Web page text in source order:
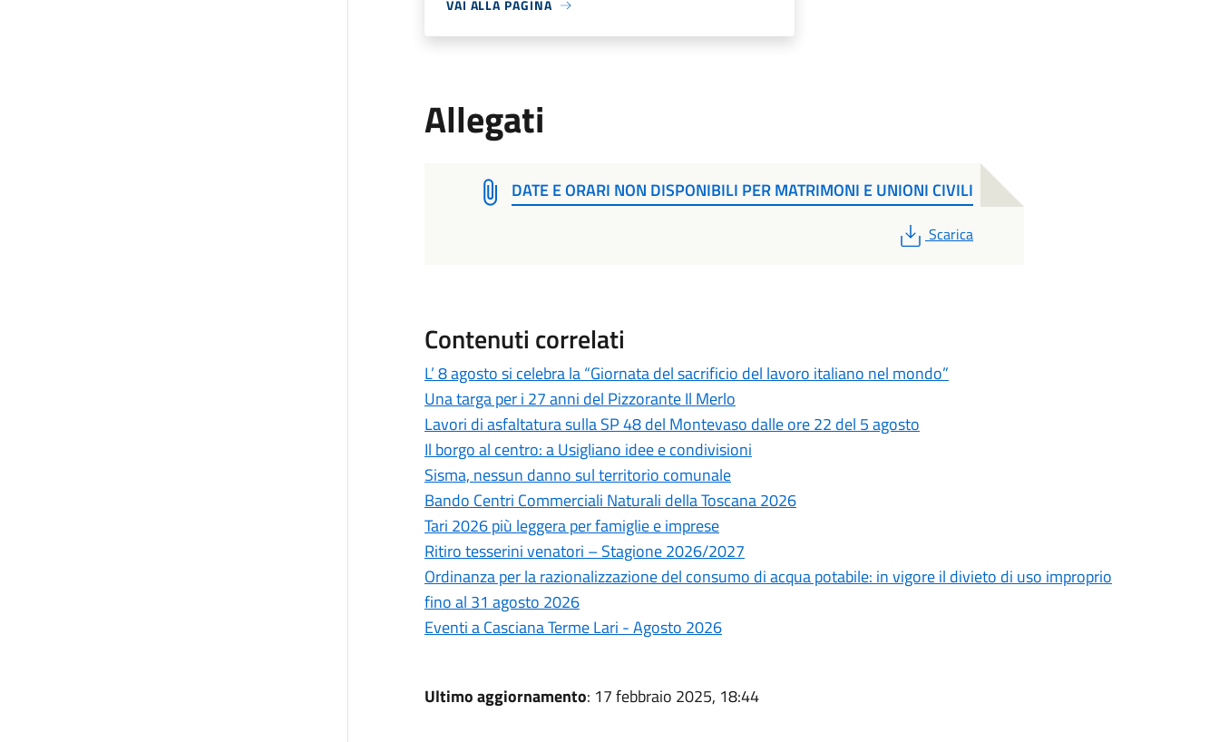
VAI ALLA PAGINA
Allegati
DATE E ORARI NON DISPONIBILI PER MATRIMONI E UNIONI CIVILI
PDF
Scarica
Contenuti correlati
L’ 8 agosto si celebra la “Giornata del sacrificio del lavoro italiano nel mondo”
Una targa per i 27 anni del Pizzorante Il Merlo
Lavori di asfaltatura sulla SP 48 del Montevaso dalle ore 22 del 5 agosto
Il borgo al centro: a Usigliano idee e condivisioni
Sisma, nessun danno sul territorio comunale
Bando Centri Commerciali Naturali della Toscana 2026
Tari 2026 più leggera per famiglie e imprese
Ritiro tesserini venatori – Stagione 2026/2027
Ordinanza per la razionalizzazione del consumo di acqua potabile: in vigore il divieto di uso improprio
fino al 31 agosto 2026
Eventi a Casciana Terme Lari - Agosto 2026
Ultimo aggiornamento: 17 febbraio 2025, 18:44